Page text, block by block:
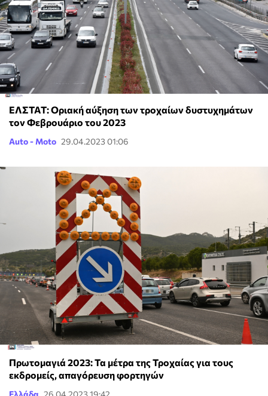
ΕΛΣΤΑΤ: Οριακή αύξηση των τροχαίων δυστυχημάτων
τον Φεβρουάριο του 2023
Auto - Moto 29.04.2023 01:06
Πρωτομαγιά 2023: Τα μέτρα της Τροχαίας για τους
εκδρομείς, απαγόρευση φορτηγών